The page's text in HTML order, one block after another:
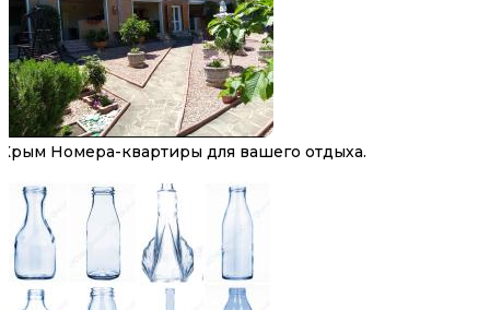
Крым Номера-квартиры для вашего отдыха.